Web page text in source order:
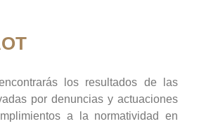
los resultados de las
por denuncias y actuaciones
a la normatividad en